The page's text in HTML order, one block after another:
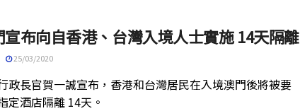
宣布向自香港、台灣入境人士實施 14天隔離
25/03/2020
政長官賀一誠宣布，香港和台灣居民在入境澳門後將被要
定酒店隔離 14天。